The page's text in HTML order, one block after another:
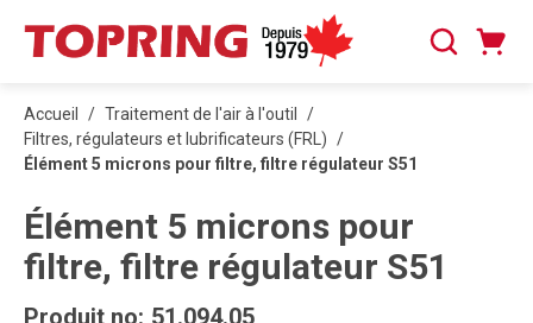
PASSER AU CONTENU PRINCIPAL
Recherche
Accueil / Traitement de l'air à l'outil
/
Filtres, régulateurs et lubrificateurs (FRL) /
Élément 5 microns pour filtre, filtre régulateur S51
Élément 5 microns pour
filtre, filtre régulateur S51
Produit no: 51.094.05